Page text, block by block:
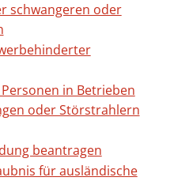
schwangeren oder
in Betrieben
oder Störstrahlern
beantragen
für ausländische